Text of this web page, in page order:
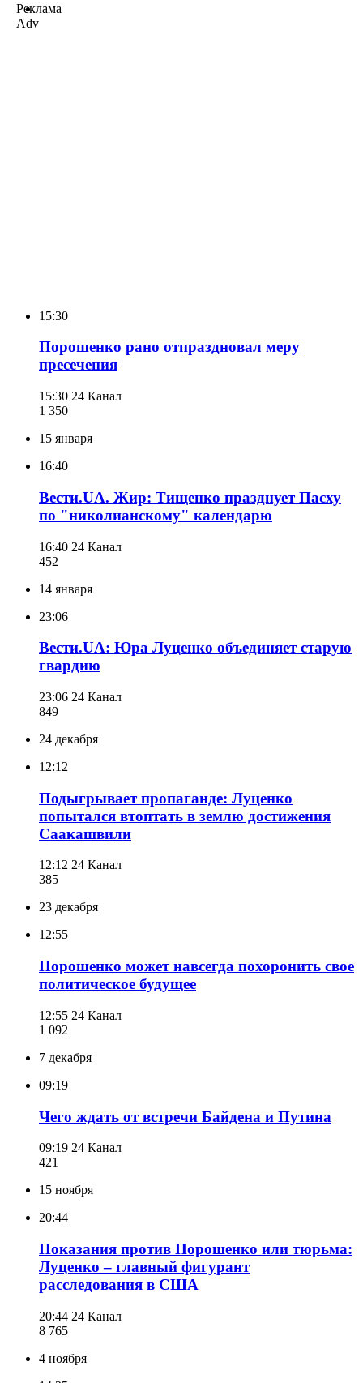
Реклама
Adv
15:30
Порошенко рано отпраздновал меру
пресечения
15:30 24 Канал
1 350
15 января
16:40
Вести.UA. Жир: Тищенко празднует Пасху
по "николианскому" календарю
16:40 24 Канал
452
14 января
23:06
Вести.UA: Юра Луценко объединяет старую
гвардию
23:06 24 Канал
849
24 декабря
12:12
Подыгрывает пропаганде: Луценко
попытался втоптать в землю достижения
Саакашвили
12:12 24 Канал
385
23 декабря
12:55
Порошенко может навсегда похоронить свое
политическое будущее
12:55 24 Канал
1 092
7 декабря
09:19
Чего ждать от встречи Байдена и Путина
09:19 24 Канал
421
15 ноября
20:44
Показания против Порошенко или тюрьма:
Луценко – главный фигурант
расследования в США
20:44 24 Канал
8 765
4 ноября